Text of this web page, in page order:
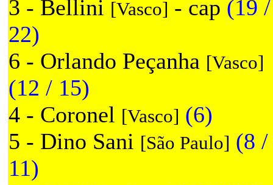
3 - Bellini [Vasco] - cap (19 /
22)
6 - Orlando Peçanha [Vasco]
(12 / 15)
4 - Coronel [Vasco] (6)
5 - Dino Sani [São Paulo] (8 /
11)